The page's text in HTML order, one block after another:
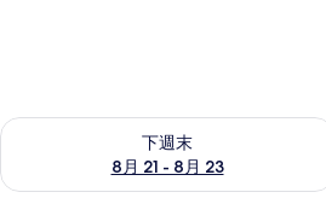
下週末
8月 21 - 8月 23
查看下週末 8月 21 - 8月 23的可訂空房